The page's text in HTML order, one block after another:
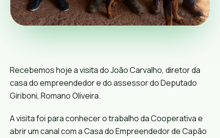
Recebemos hoje a visita do João Carvalho, diretor da
casa do empreendedor e do assessor do Deputado
Giriboni, Romano Oliveira.
A visita foi para conhecer o trabalho da Cooperativa e
abrir um canal com a Casa do Empreendedor de Capão